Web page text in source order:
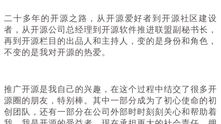
二十多年的开源之路，从开源爱好者到开源社区建设
者，从开源公司总经理到开源软件推进联盟副秘书长，
再到开源栏目的出品人和主持人，变的是身份和角色，
不变的是我对开源的热爱。
推广开源是我自己的兴趣，在这个过程中结交了很多开
源圈的朋友，特别棒。其中一部分成为了初心使命的初
创团队，还有一部分在公司外部时时刻刻关心和帮助着